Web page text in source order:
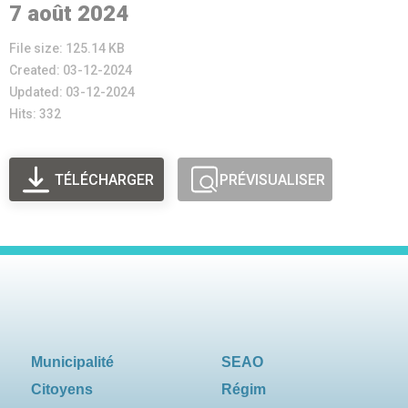
7 août 2024
File size: 125.14 KB
Created: 03-12-2024
Updated: 03-12-2024
Hits: 332
TÉLÉCHARGER PRÉVISUALISER
Municipalité
Citoyens
SEAO
Régim